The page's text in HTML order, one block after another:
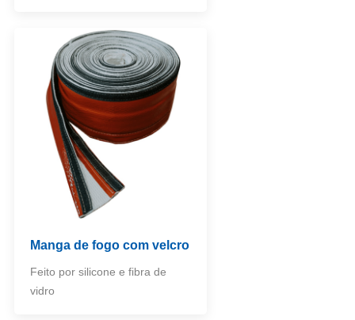
Manga de fogo com velcro
Feito por silicone e fibra de
vidro